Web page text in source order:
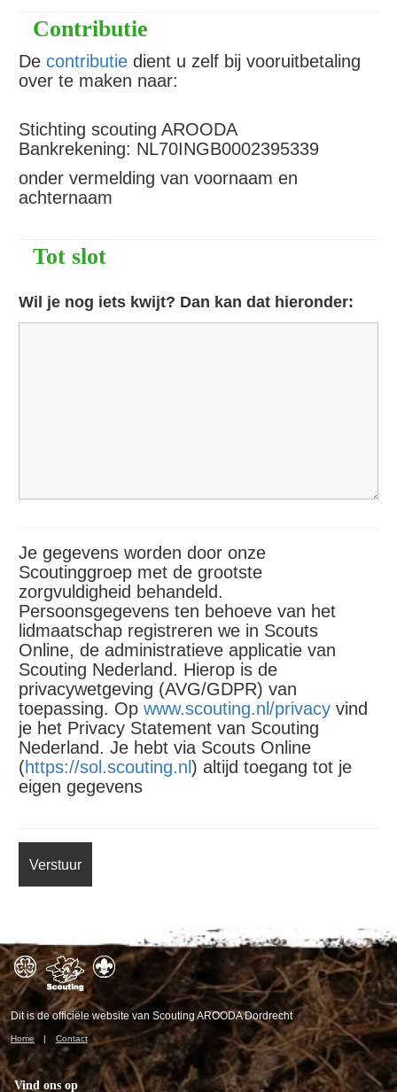
Contributie
De contributie dient u zelf bij vooruitbetaling
over te maken naar:
Stichting scouting AROODA
Bankrekening: NL70INGB0002395339
onder vermelding van voornaam en
achternaam
Tot slot
Wil je nog iets kwijt? Dan kan dat hieronder:
Je gegevens worden door onze
Scoutinggroep met de grootste
zorgvuldigheid behandeld.
Persoonsgegevens ten behoeve van het
lidmaatschap registreren we in Scouts
Online, de administratieve applicatie van
Scouting Nederland. Hierop is de
privacywetgeving (AVG/GDPR) van
toepassing. Op www.scouting.nl/privacy vind
je het Privacy Statement van Scouting
Nederland. Je hebt via Scouts Online
(https://sol.scouting.nl ) altijd toegang tot je
eigen gegevens
Dit is de officiële website van Scouting AROODA Dordrecht
Home Contact
Vind ons op